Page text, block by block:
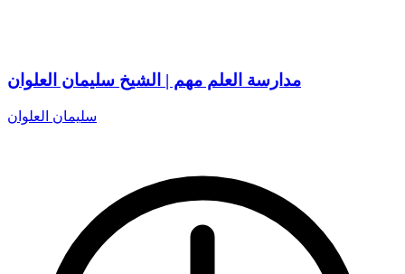
مدارسة العلم مهم | الشيخ سليمان العلوان
سليمان العلوان